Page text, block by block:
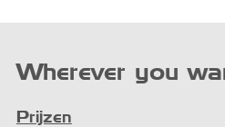
Wherever you
Prijzen